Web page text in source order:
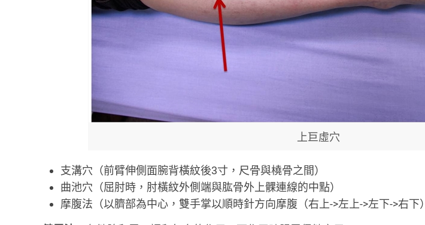
上巨虛穴
支溝穴（前臂伸側面腕背橫紋後3寸，尺骨與橈骨之間）
曲池穴（屈肘時，肘橫紋外側端與肱骨外上髁連線的中點）
摩腹法（以臍部為中心，雙手掌以順時針方向摩腹（右上->左上->左下->右下）